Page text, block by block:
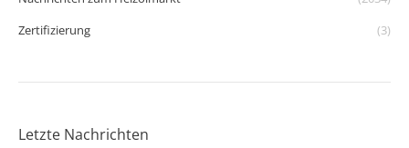
Zertifizierung
(3)
Letzte Nachrichten